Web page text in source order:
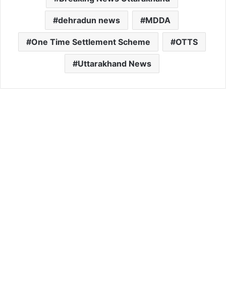
dehradun news MDDA
One Time Settlement Scheme OTTS
Uttarakhand News